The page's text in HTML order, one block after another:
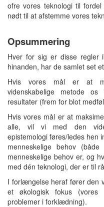
ofre vores teknologi til
nødt til at afstemme vores
Opsummering
Hver for sig er disse regler
hinanden, har de samlet set
Hvis vores mål er at
videnskabelige metode
resultater (frem for blot
Hvis vores mål er at
alle, vil vi med den
epistemologi føres/ledes hen
menneskelige behov
menneskelige behov er, og
med dén teknologi, der er til
I forlængelse heraf fører den
et økologisk fokus (vores
problemer i forklædning).